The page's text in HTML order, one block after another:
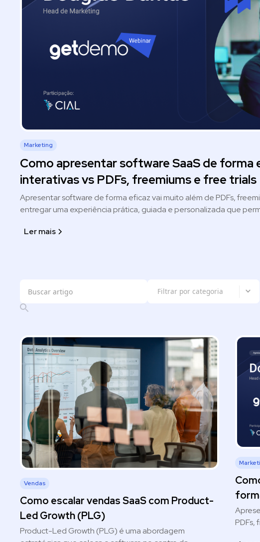
Marketing
Como apresentar software SaaS de forma
interativas vs PDFs, freemiums e free trials
Apresentar software de forma eficaz vai muito além de PDFs,
entregar uma experiência prática, guiada e personalizada que
o engajamento, qualificando leads automaticamente e acelerando
Ler mais
Filtrar por categoria
Vendas
Como escalar vendas SaaS com Product-
Led Growth (PLG)
Product-Led Growth (PLG) é uma abordagem
PDFs,